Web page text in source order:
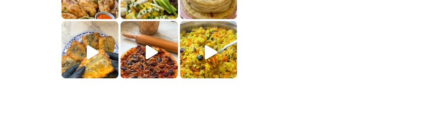
למתכון
פיצה של תשעת הימים ולמה היא נקראת ככה? ההסבר בסרטו
מז׳ווז׳ין או בתרגום לעברית, מחותניםמתכון ראש